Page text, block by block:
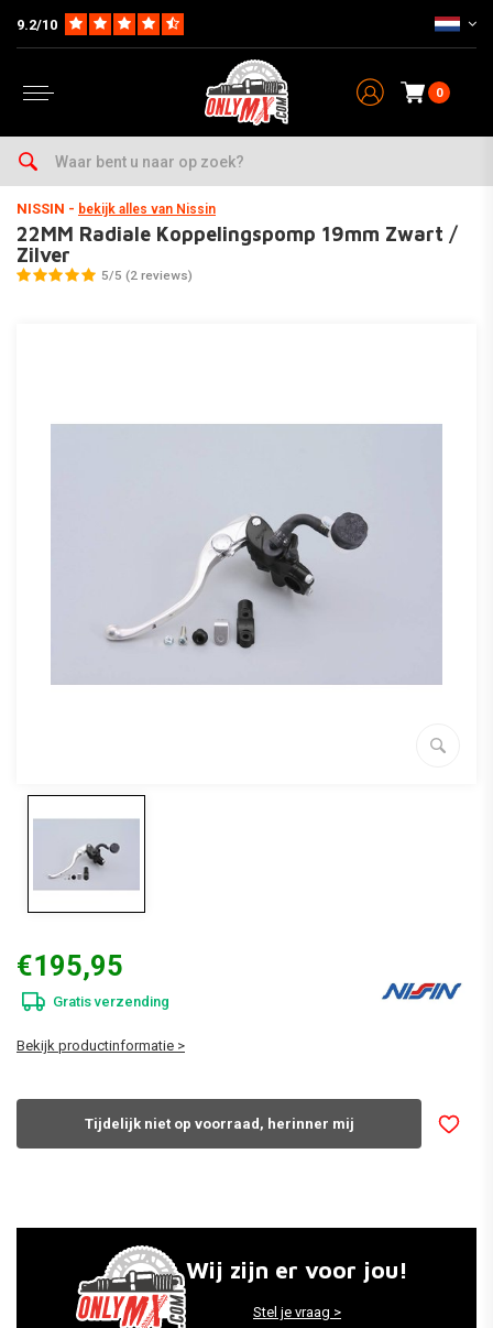
9.2/10
0
Home Onderhoud & Werkplaats
NISSIN - bekijk alles van Nissin
22MM Radiale Koppelingspomp 19mm Zwart /
Zilver
5/5 (2 reviews)
€195,95
Gratis verzending
Bekijk productinformatie >
Tijdelijk niet op voorraad, herinner mij
Wij zijn er voor jou!
Stel je vraag >